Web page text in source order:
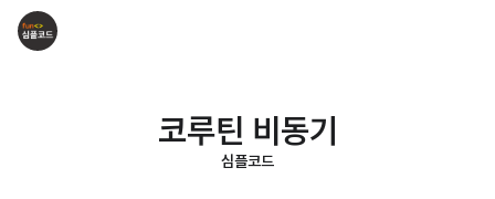
코루틴 비동기
심플코드